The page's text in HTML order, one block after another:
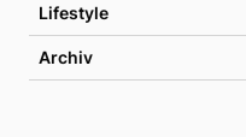
Lifestyle
Archiv